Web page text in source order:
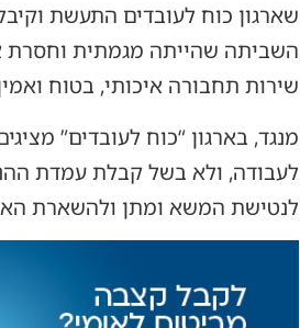
שארגון כוח לעובדים התעשת
השביתה שהייתה מגמתית וחסרת
שירות תחבורה איכותי, בטוח
מנגד, בארגון “כוח לעובדים”
לעבודה, ולא בשל קבלת עמדת
לנטישת המשא ומתן ולהשארת